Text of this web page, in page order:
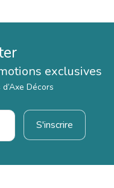
exclusives
Décors